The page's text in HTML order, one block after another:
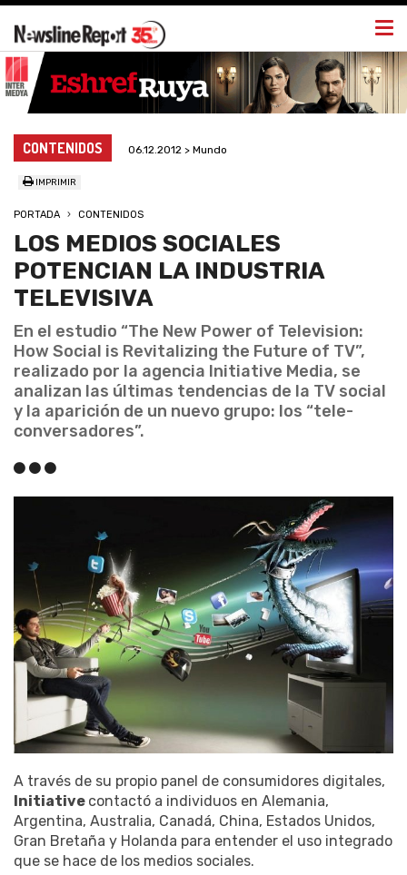
CONTENIDOS 06.12.2012 > Mundo
IMPRIMIR
PORTADA CONTENIDOS
LOS MEDIOS SOCIALES
POTENCIAN LA INDUSTRIA
TELEVISIVA
En el estudio “The New Power of Television:
How Social is Revitalizing the Future of TV”,
realizado por la agencia Initiative Media, se
analizan las últimas tendencias de la TV social
y la aparición de un nuevo grupo: los “tele-
conversadores”.
A través de su propio panel de consumidores digitales,
Initiative contactó a individuos en Alemania,
Argentina, Australia, Canadá, China, Estados Unidos,
Gran Bretaña y Holanda para entender el uso integrado
que se hace de los medios sociales.